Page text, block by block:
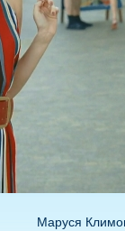
Маруся